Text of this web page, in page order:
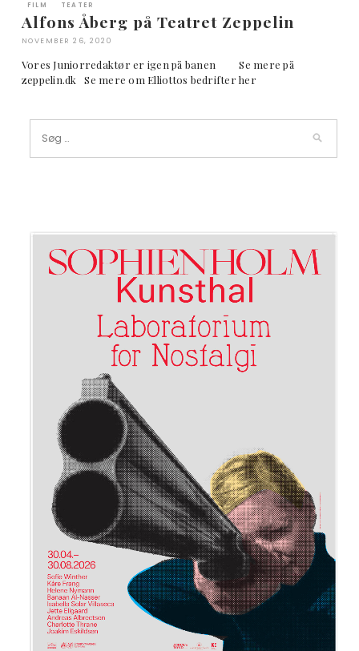
FILM TEATER
Alfons Åberg på Teatret Zeppelin
NOVEMBER 26, 2020
Vores Juniorredaktør er igen på banen Se mere på
zeppelin.dk Se mere om Elliottos bedrifter her